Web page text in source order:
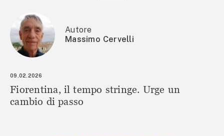
Autore
Massimo Cervelli
09.02.2026
Fiorentina, il tempo stringe. Urge un
cambio di passo